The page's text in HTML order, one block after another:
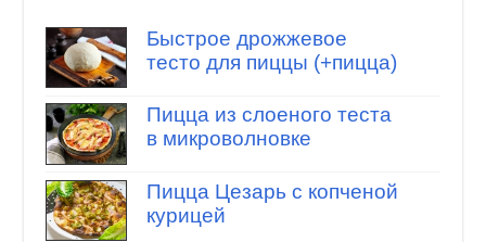
Быстрое дрожжевое
тесто для пиццы (+пицца)
Пицца из слоеного теста
в микроволновке
Пицца Цезарь с копченой
курицей